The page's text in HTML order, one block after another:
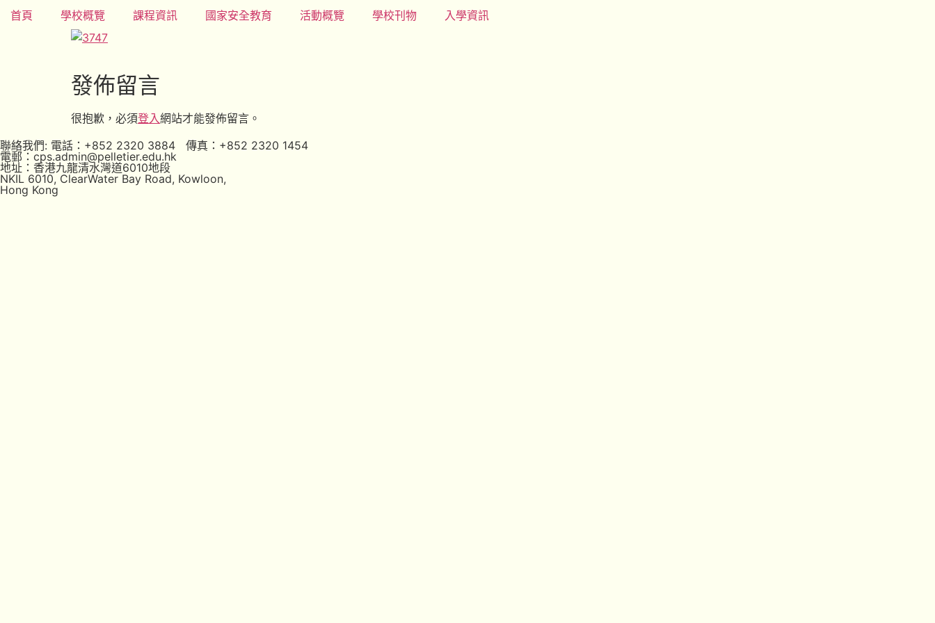
首頁 學校概覽 課程資訊 國家安全教育 活動概覽 學校刊物 入學資訊
發佈留言
很抱歉，必須登入網站才能發佈留言。
聯絡我們: 電話：+852 2320 3884 傳真：+852 2320 1454
電郵：cps.admin@pelletier.edu.hk
地址：香港九龍清水灣道6010地段
NKIL 6010, ClearWater Bay Road, Kowloon,
Hong Kong